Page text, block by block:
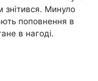
знітився. Минуло
поповнення в
в нагоді.